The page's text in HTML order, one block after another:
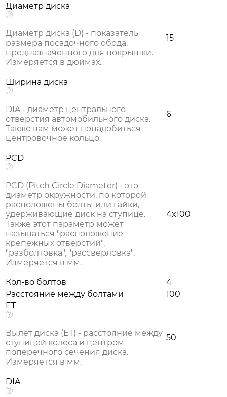
Диаметр диска
Диаметр диска (D) - показатель
размера посадочного обода,
предназначенного для покрышки.
Измеряется в дюймах.
15
Ширина диска
DIA - диаметр центрального
отверстия автомобильного диска.
Также вам может понадобиться
центровочное кольцо.
6
PCD
PCD (Pitch Circle Diameter) - это
диаметр окружности, по которой
расположены болты или гайки,
удерживающие диск на ступице.
Также этот параметр может
называться "расположение
крепёжных отверстий",
"разболтовка", "рассверловка".
Измеряется в мм.
4x100
Кол-во болтов
4
Расстояние между болтами
100
ET
Вылет диска (ЕТ) - расстояние между
ступицей колеса и центром
поперечного сечения диска.
Измеряется в мм.
50
DIA